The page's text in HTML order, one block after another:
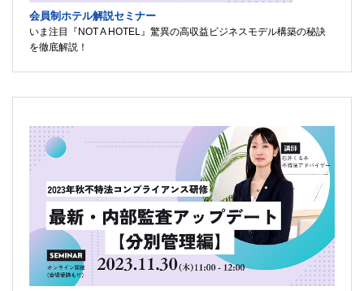
会員制ホテル解説セミナー
いま注目『NOT A HOTEL』驚異の高収益ビジネスモデル構築の秘訣
を徹底解説！